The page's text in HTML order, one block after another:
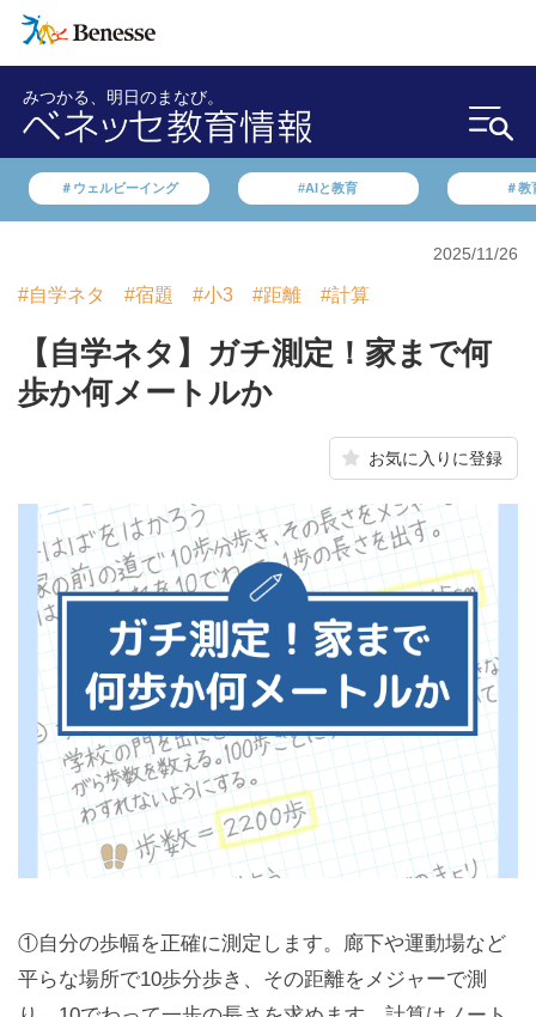
みつかる、明日のまなび。
＃ウェルビーイング #AIと教育 ＃教
2025/11/26
#自学ネタ #宿題 #小3 #距離 #計算
【自学ネタ】ガチ測定！家まで何
歩か何メートルか
お気に入りに登録
①自分の歩幅を正確に測定します。廊下や運動場など
平らな場所で10歩分歩き、その距離をメジャーで測